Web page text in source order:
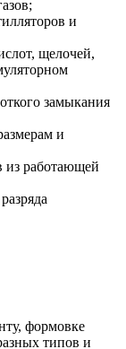
и
щелочей,
замыкания
и
из работающей
формовке
типов и